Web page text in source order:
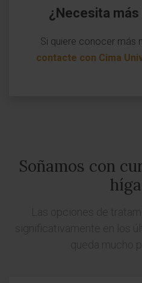
¿Necesita
Si quiere conocer más
contacte con Cima
Soñamos con